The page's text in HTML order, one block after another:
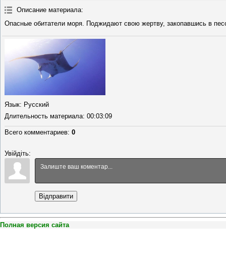
Описание материала:
Опасные обитатели моря. Поджидают свою жертву, закопавшись в
Язык: Русский
Длительность материала: 00:03:09
Всего комментариев: 0
Увійдіть:
Відправити
Полная версия сайта